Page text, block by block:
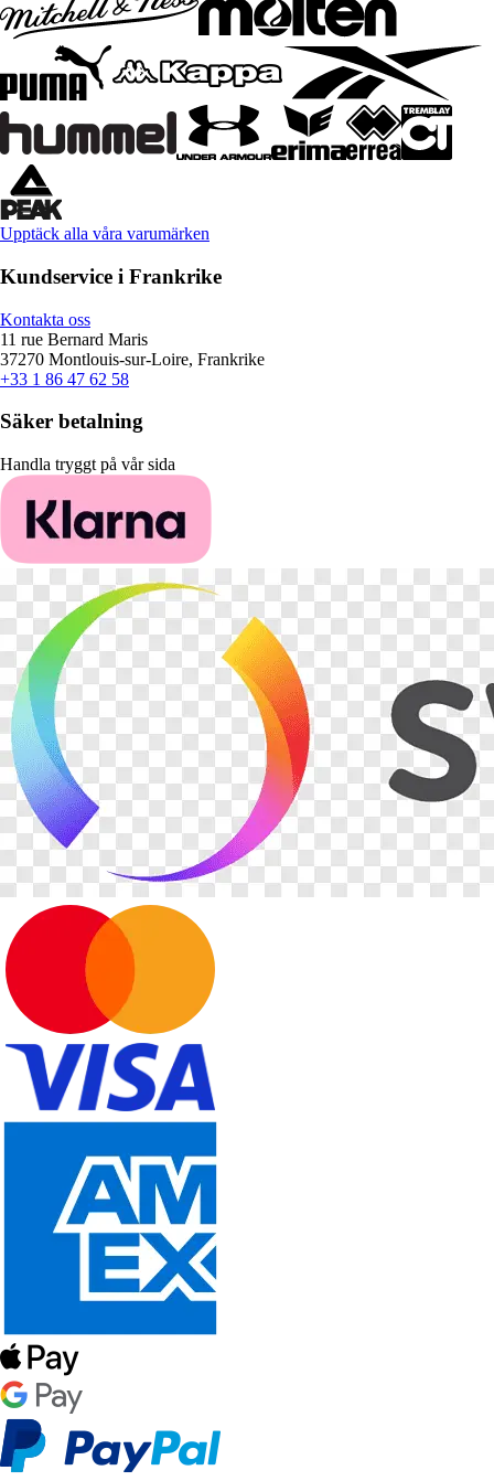
Upptäck alla våra varumärken
Kundservice i Frankrike
Kontakta oss
11 rue Bernard Maris
37270 Montlouis-sur-Loire, Frankrike
+33 1 86 47 62 58
Säker betalning
Handla tryggt på vår sida